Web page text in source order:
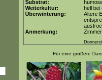
Substrat:
Weiterkultur:
hell bei
Überwinterung:
Ältere
Anmerkung:
Für eine größere